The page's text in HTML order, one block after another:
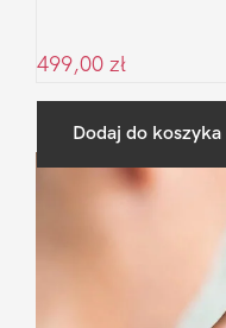
499,00 zł
Dodaj do koszyka
Pierwszy
Sidebar